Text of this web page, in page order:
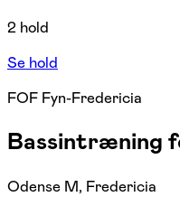
2 hold
Se hold
FOF Fyn-Fredericia
Bassintræning
Odense M, Fredericia